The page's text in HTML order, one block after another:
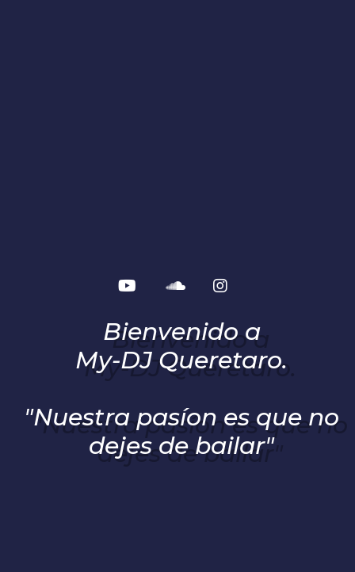
Bienvenido a
My-DJ Queretaro.
"Nuestra pasíon es que no
dejes de bailar"